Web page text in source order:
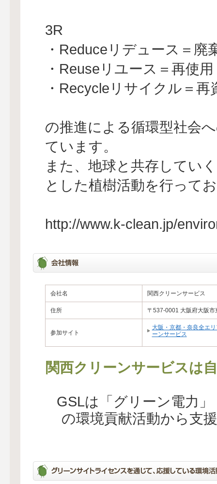
3R
・Reduceリデュース＝廃
・Reuseリユース＝再使用
・Recycleリサイクル＝再
の推進による循環型社会
ています。
また、地球と共存してい
とした植樹活動を行って
http://www.k-clean.jp/
会社名 関西クリーンサービス
住所 〒537-0001 大阪府大阪
参加サイト
大阪・京都・奈良全エ
ーンサービス
関西クリーンサービスは
GSLは「グリーン電力
の環境貢献活動から支